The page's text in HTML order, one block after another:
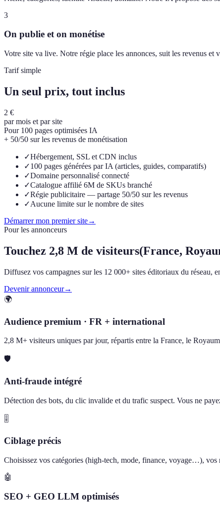
3
On publie et on monétise
Votre site va live. Notre régie place les annonces, suit les revenus et
Tarif simple
Un seul prix, tout inclus
2 €
par mois et par site
Pour 100 pages optimisées IA
+ 50/50 sur les revenus de monétisation
✓Hébergement, SSL et CDN inclus
✓100 pages générées par IA (articles, guides, comparatifs)
✓Domaine personnalisé connecté
✓Catalogue affilié 6M de SKUs branché
✓Régie publicitaire — partage 50/50 sur les revenus
✓Aucune limite sur le nombre de sites
Démarrer mon premier site→
Pour les annonceurs
Touchez 2,8 M de visiteurs(France,
Diffusez vos campagnes sur les 12 000+ sites éditoriaux du
Devenir annonceur→
🌍
Audience premium · FR + international
2,8 M+ visiteurs uniques par jour, répartis entre la France, le
🛡️
Anti-fraude intégré
Détection des bots, du clic invalide et du trafic suspect. Vous ne
🎚️
Ciblage précis
Choisissez vos catégories (high-tech, mode, finance, voyage…), vos
🤖
SEO + GEO LLM optimisés